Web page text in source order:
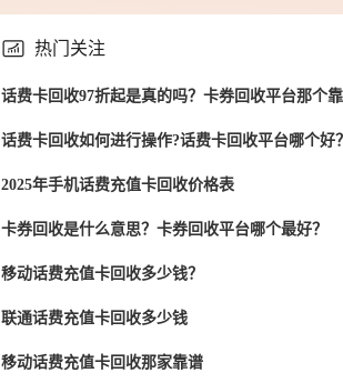
热门关注
话费卡回收97折起是真的吗？卡券回收平台那个
话费卡回收如何进行操作?话费卡回收平台哪个好
2025年手机话费充值卡回收价格表
卡券回收是什么意思？卡券回收平台哪个最好？
移动话费充值卡回收多少钱？
联通话费充值卡回收多少钱
移动话费充值卡回收那家靠谱